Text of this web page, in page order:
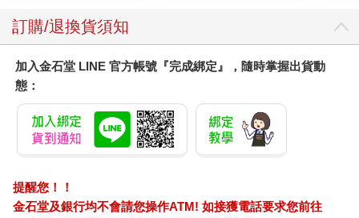
訂購/退換貨須知
加入金石堂 LINE 官方帳號『完成綁定』，隨時掌握出貨動
態：
提醒您！！
金石堂及銀行均不會請您操作ATM! 如接獲電話要求您前往